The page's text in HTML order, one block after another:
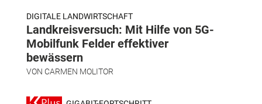
DIGITALE LANDWIRTSCHAFT
Landkreisversuch: Mit Hilfe von 5G-
Mobilfunk Felder effektiver
bewässern
VON CARMEN MOLITOR